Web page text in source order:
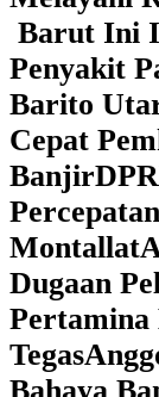
Barut Ini
Penyakit
Barito
Cepat
Banjir
Montallat
Dugaan
Tegas